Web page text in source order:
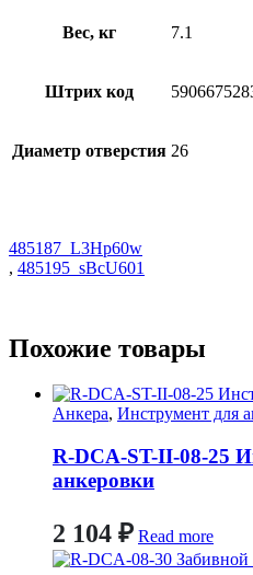
Вес, кг 7.1
Штрих код
Диаметр отверстия 26
485187_L3Hp60w
, 485195_sBcU601
Похожие товары
Анкера, Инструмент для
R-DCA-ST-II-08-25
анкеровки
2 104 ₽ Read more